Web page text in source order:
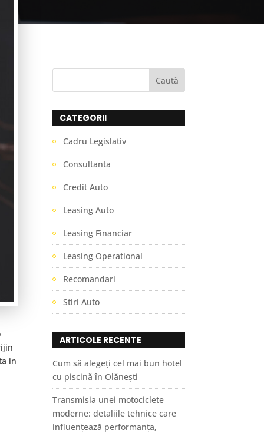
in
CATEGORII
Cadru Legislativ
Consultanta
Credit Auto
Leasing Auto
Leasing Financiar
Leasing Operational
Recomandari
Stiri Auto
ARTICOLE RECENTE
Cum să alegeți cel mai bun hotel
cu piscină în Olănești
Transmisia unei motociclete
moderne: detaliile tehnice care
influențează performanța,